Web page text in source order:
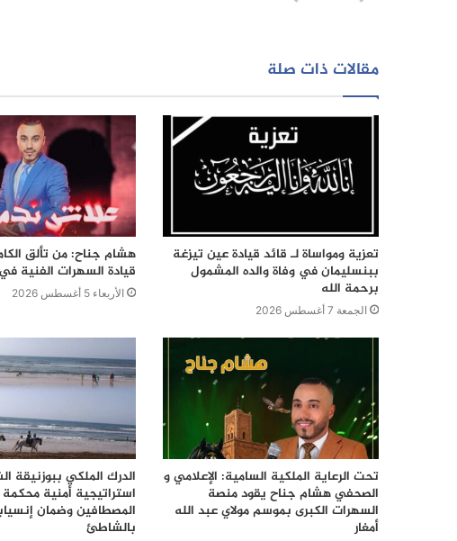
مقالات ذات صلة
تعزية ومواساة لـ قائد قيادة عين تيزغة
ببنسليمان في وفاة والده المشمول
برحمة الله
الجمعة 7 أغسطس 2026
هشام جناح: من تألق
قيادة السهرات الفنية
الأربعاء 5 أغسطس 2026
تحت الرعاية الملكية السامية: الإعلامي و
الصحفي هشام جناح يقود منصة
السهرات الكبرى بموسم مولاي عبد الله
أمغار
الدرك الملكي ببوزنيقة
استراتيجية أمنية
المصطافين وضمان
بالشاطئ